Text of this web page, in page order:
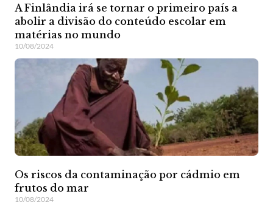
A Finlândia irá se tornar o primeiro país a
abolir a divisão do conteúdo escolar em
matérias no mundo
10/08/2024
Os riscos da contaminação por cádmio em
frutos do mar
10/08/2024